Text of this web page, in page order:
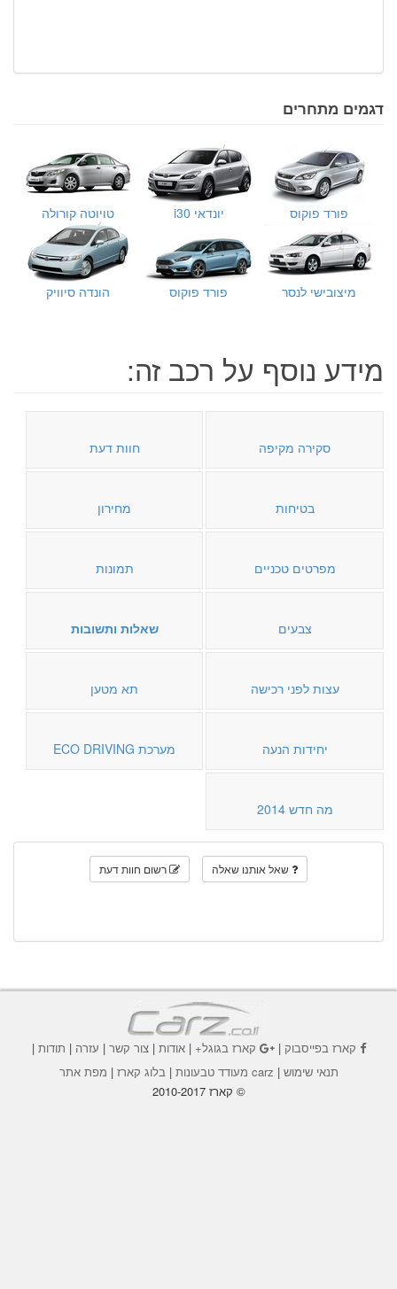
דגמים מתחרים
פורד פוקוס יונדאי i30 טויוטה קורולה
מיצובישי לנסר פורד פוקוס הונדה סיוויק
מידע נוסף על רכב זה:
סקירה מקיפה חוות דעת
בטיחות מחירון
מפרטים טכניים תמונות
צבעים שאלות ותשובות
עצות לפני רכישה תא מטען
יחידות הנעה מערכת ECO DRIVING
מה חדש 2014
שאל אותנו שאלה רשום חוות דעת
קארז בפייסבוק| קארז בגוגל+|אודות |צור קשר | עזרה | תודות |
תנאי שימוש | carz מעודד טבעונות |בלוג קארז | מפת אתר
© קארז 2010-2017